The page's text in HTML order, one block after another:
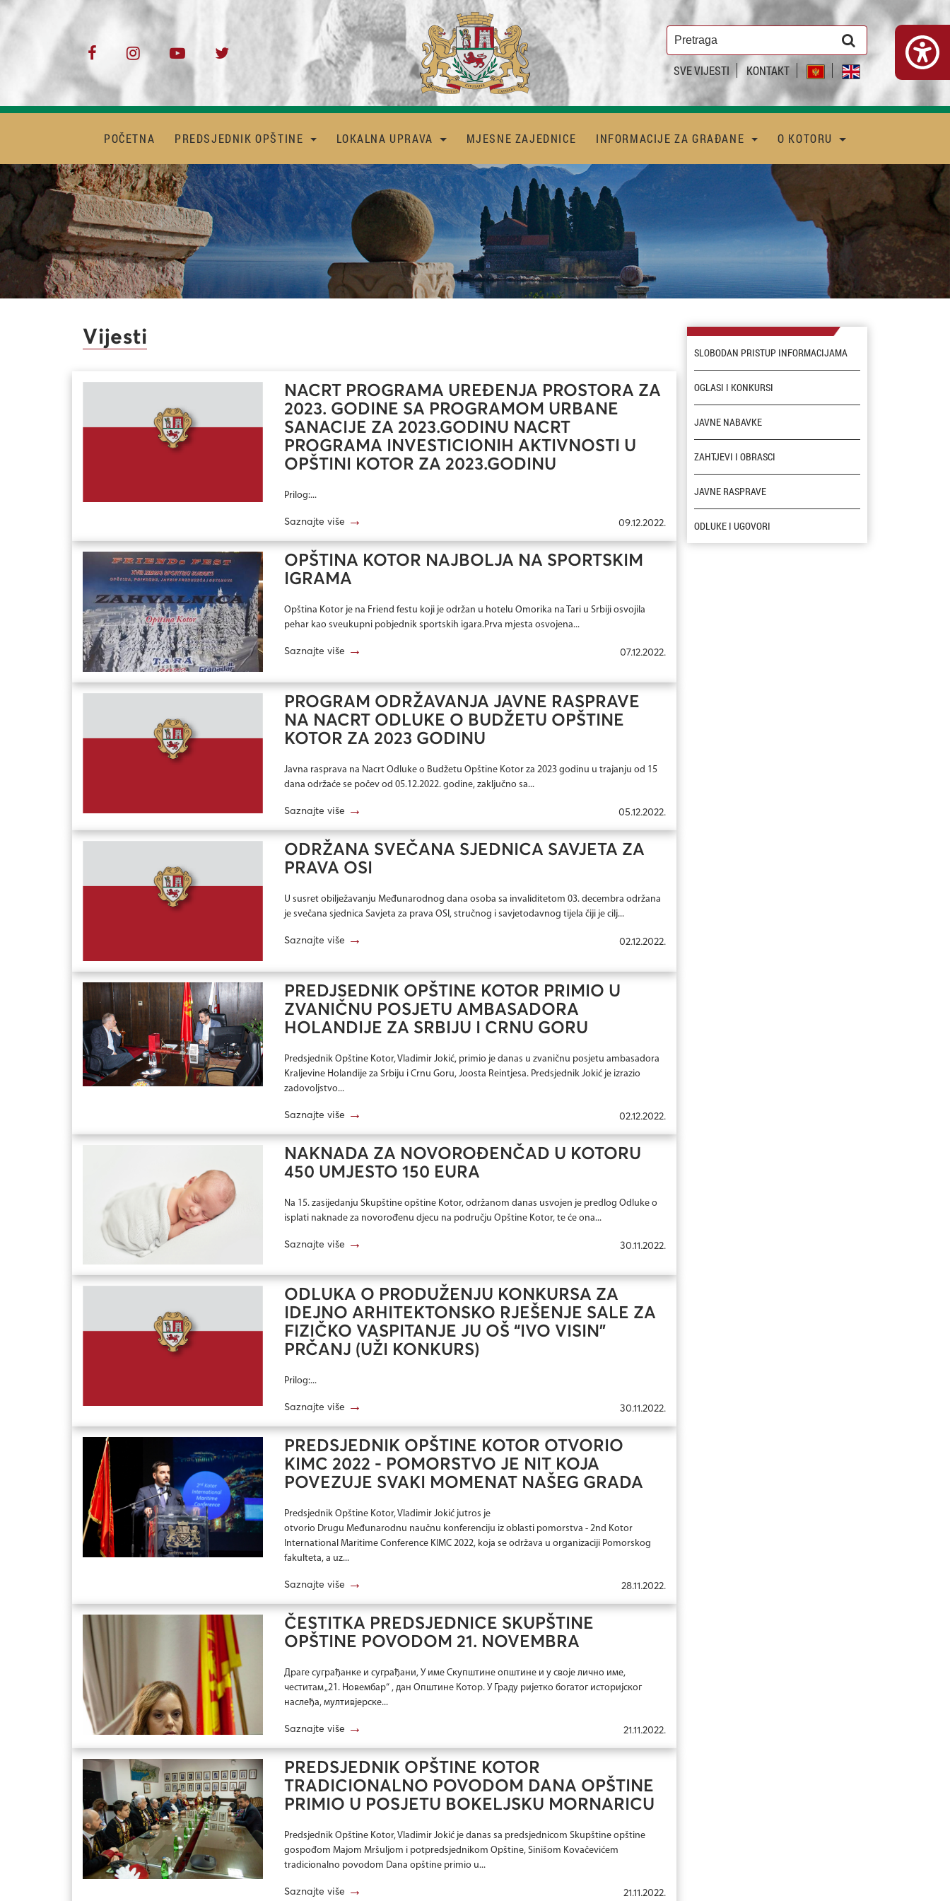
SVE VIJESTI KONTAKT
POČETNA PREDSJEDNIK OPŠTINE LOKALNA UPRAVA MJESNE ZAJEDNICE INFORMACIJE ZA GRAĐANE O KOTORU
Vijesti
NACRT PROGRAMA UREĐENJA PROSTORA ZA
2023. GODINE SA PROGRAMOM URBANE
SANACIJE ZA 2023.GODINU NACRT
PROGRAMA INVESTICIONIH AKTIVNOSTI U
OPŠTINI KOTOR ZA 2023.GODINU
Prilog:...
Saznajte više → 09.12.2022.
OPŠTINA KOTOR NAJBOLJA NA SPORTSKIM
IGRAMA
Opština Kotor je na Friend festu koji je održan u hotelu Omorika na Tari u Srbiji osvojila
pehar kao sveukupni pobjednik sportskih igara.Prva mjesta osvojena...
Saznajte više → 07.12.2022.
PROGRAM ODRŽAVANJA JAVNE RASPRAVE
NA NACRT ODLUKE O BUDŽETU OPŠTINE
KOTOR ZA 2023 GODINU
Javna rasprava na Nacrt Odluke o Budžetu Opštine Kotor za 2023 godinu u trajanju od 15
dana održaće se počev od 05.12.2022. godine, zaključno sa...
Saznajte više → 05.12.2022.
ODRŽANA SVEČANA SJEDNICA SAVJETA ZA
PRAVA OSI
U susret obilježavanju Međunarodnog dana osoba sa invaliditetom 03. decembra održana
je svečana sjednica Savjeta za prava OSI, stručnog i savjetodavnog tijela čiji je cilj...
Saznajte više → 02.12.2022.
PREDJSEDNIK OPŠTINE KOTOR PRIMIO U
ZVANIČNU POSJETU AMBASADORA
HOLANDIJE ZA SRBIJU I CRNU GORU
Predsjednik Opštine Kotor, Vladimir Jokić, primio je danas u zvaničnu posjetu ambasadora
Kraljevine Holandije za Srbiju i Crnu Goru, Joosta Reintjesa. Predsjednik Jokić je izrazio
zadovoljstvo...
Saznajte više → 02.12.2022.
NAKNADA ZA NOVOROĐENČAD U KOTORU
450 UMJESTO 150 EURA
Na 15. zasijedanju Skupštine opštine Kotor, održanom danas usvojen je predlog Odluke o
isplati naknade za novorođenu djecu na području Opštine Kotor, te će ona...
Saznajte više → 30.11.2022.
ODLUKA O PRODUŽENJU KONKURSA ZA
IDEJNO ARHITEKTONSKO RJEŠENJE SALE ZA
FIZIČKO VASPITANJE JU OŠ “IVO VISIN”
PRČANJ (UŽI KONKURS)
Prilog:...
Saznajte više → 30.11.2022.
PREDSJEDNIK OPŠTINE KOTOR OTVORIO
KIMC 2022 - POMORSTVO JE NIT KOJA
POVEZUJE SVAKI MOMENAT NAŠEG GRADA
Predsjednik Opštine Kotor, Vladimir Jokić jutros je
otvorio Drugu Međunarodnu naučnu konferenciju iz oblasti pomorstva - 2nd Kotor
International Maritime Conference KIMC 2022, koja se održava u organizaciji Pomorskog
fakulteta, a uz...
Saznajte više → 28.11.2022.
ČESTITKA PREDSJEDNICE SKUPŠTINE
OPŠTINE POVODOM 21. NOVEMBRA
Драге суграђанке и суграђани, У име Скупштине општине и у своје лично име,
честитам „21. Новембар“ , дан Општине Котор. У Граду ријетко богатог историјског
наслеђа, мултивјерске...
Saznajte više → 21.11.2022.
PREDSJEDNIK OPŠTINE KOTOR
TRADICIONALNO POVODOM DANA OPŠTINE
PRIMIO U POSJETU BOKELJSKU MORNARICU
Predsjednik Opštine Kotor, Vladimir Jokić je danas sa predsjednicom Skupštine opštine
gospođom Majom Mršuljom i potpredsjednikom Opštine, Sinišom Kovačevićem
tradicionalno povodom Dana opštine primio u...
Saznajte više → 21.11.2022.
SLOBODAN PRISTUP INFORMACIJAMA
OGLASI I KONKURSI
JAVNE NABAVKE
ZAHTJEVI I OBRASCI
JAVNE RASPRAVE
ODLUKE I UGOVORI